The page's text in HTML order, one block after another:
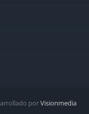
porVisionmedia